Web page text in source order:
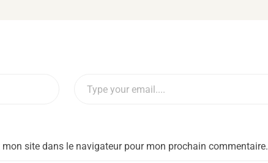
site dans le navigateur pour mon prochain commentaire.